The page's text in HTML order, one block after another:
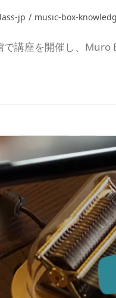
jp / music-box-
で講座を開催し、Muro